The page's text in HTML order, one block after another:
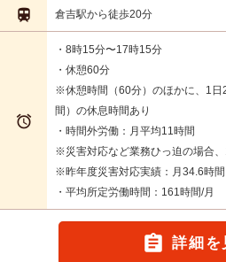
 倉吉駅から徒歩20分

・8時15分〜17時15分
・休憩60分
※休憩時間（60分）のほかに、1
間）の休息時間あり
・時間外労働：月平均11時間
※災害対応など業務ひっ迫の場合
※昨年度災害対応実績：月34.6時間
・平均所定労働時間：161時間/月
 詳細を